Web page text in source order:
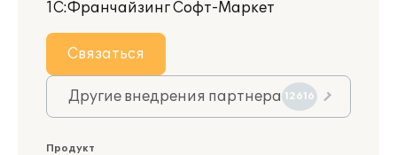
1С:Франчайзинг Софт-Маркет
Связаться
Другие внедрения партнера 12616
Продукт